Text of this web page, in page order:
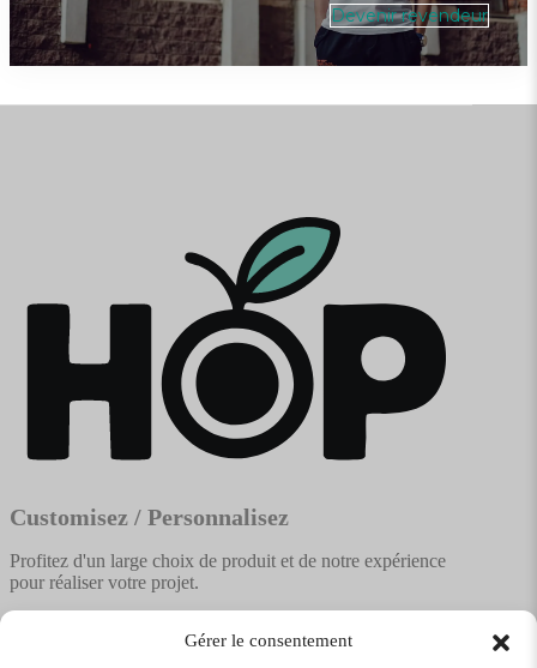
Gérer le consentement
Devenir revendeur
Customisez / Personnalisez
Profitez d'un large choix de produit et de notre expérience
pour réaliser votre projet.